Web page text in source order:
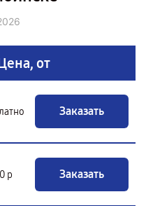
от
Заказать
р Заказать